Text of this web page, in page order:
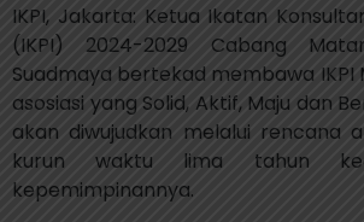
IKPI, Jakarta: Ketua Ikatan
(IKPI) 2024-2029 Cabang
Suadmaya bertekad membawa IKPI
asosiasi yang Solid, Aktif, Maju dan
akan diwujudkan melalui rencana
kurun waktu lima tahun
kepemimpinannya.